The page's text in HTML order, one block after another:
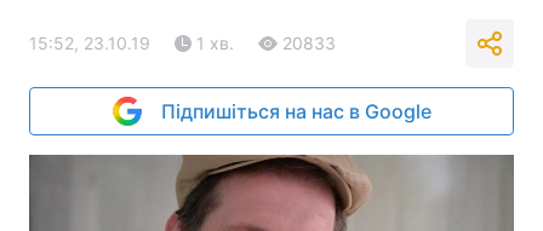
15:52, 23.10.19 1 хв. 20833
Підпишіться на нас в Google